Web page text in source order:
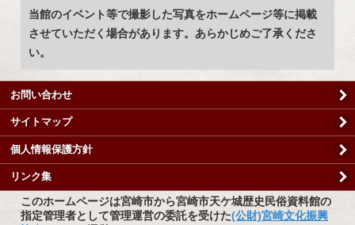
当館のイベント等で撮影した写真をホームページ等に掲載
させていただく場合があります。あらかじめご了承くださ
い。
お問い合わせ
サイトマップ
個人情報保護方針
リンク集
このホームページは宮崎市から宮崎市天ケ城歴史民俗資料館の
指定管理者として管理運営の委託を受けた(公財)宮崎文化振興